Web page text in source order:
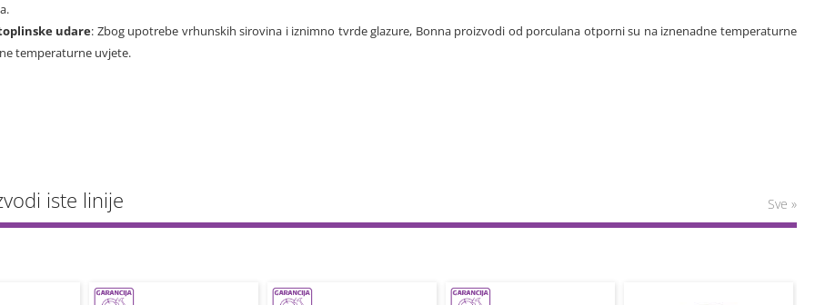
udare: Zbog upotrebe vrhunskih sirovina i iznimno tvrde glazure, Bonna proizvodi od porculana otporni su na iznenadne temperaturne
temperaturne uvjete.
iste linije Sve »